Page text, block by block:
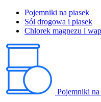
Pojemniki na piasek
Sól drogowa i piasek
Chlorek magnezu i
Pojemniki na